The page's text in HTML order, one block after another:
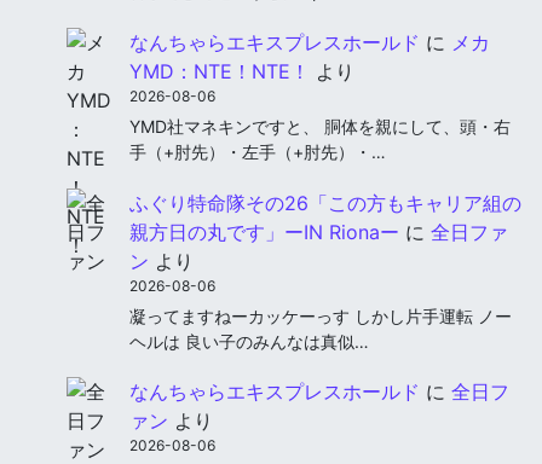
なんちゃらエキスプレスホールド に メカ
YMD：NTE！NTE！
より
2026-08-06
YMD社マネキンですと、 胴体を親にして、頭・右
手（+肘先）・左手（+肘先）・…
ふぐり特命隊その26「この方もキャリア組の
親方日の丸です」ーIN Rionaー に 全日ファ
ン より
2026-08-06
凝ってますねーカッケーっす しかし片手運転 ノー
ヘルは 良い子のみんなは真似…
なんちゃらエキスプレスホールド に 全日フ
ァン より
2026-08-06